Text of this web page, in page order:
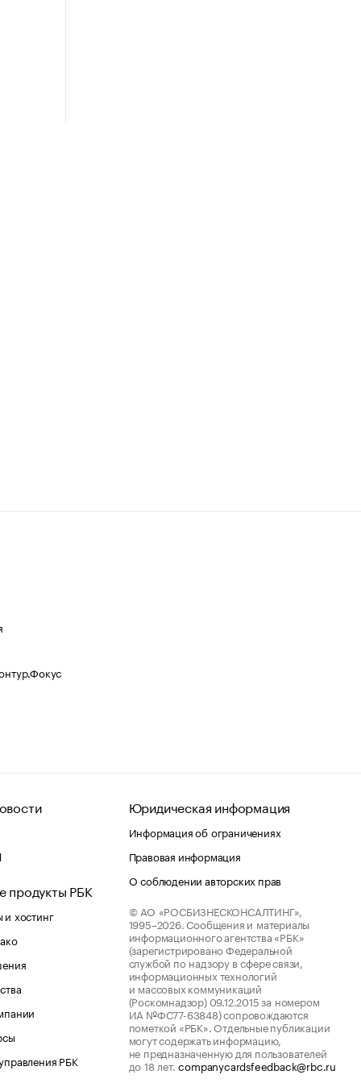
продукты РБК
хостинг
РБК
Юридическая информация
Информация об ограничениях
Правовая информация
О соблюдении авторских прав
© АО «РОСБИЗНЕСКОНСАЛТИНГ»,
1995–2026. Сообщения и материалы
информационного агентства «РБК»
(зарегистрировано Федеральной
службой по надзору в сфере связи,
информационных технологий
и массовых коммуникаций
(Роскомнадзор) 09.12.2015 за номером
ИА №ФС77-63848) сопровождаются
пометкой «РБК». Отдельные публикации
могут содержать информацию,
не предназначенную для пользователей
до 18 лет.companycardsfeedback@rbc.ru